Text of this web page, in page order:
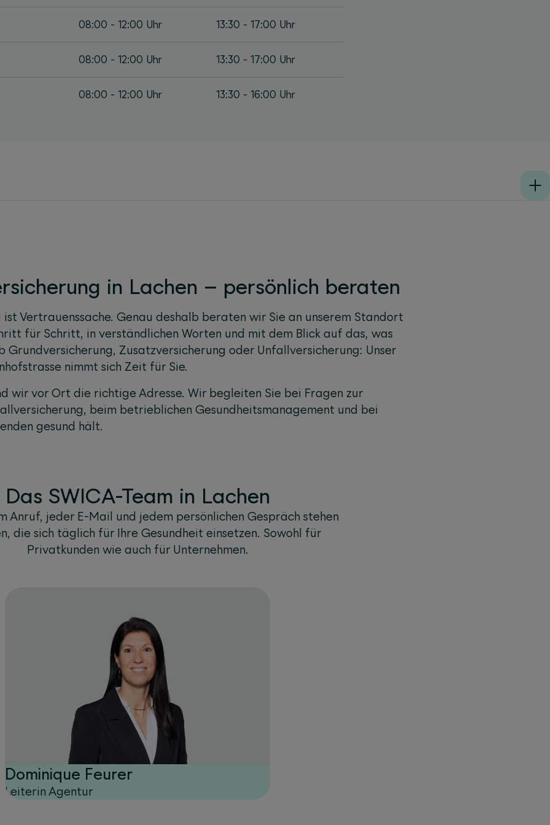
08:00 - 12:00 Uhr 13:30 - 17:00 Uhr
08:00 - 12:00 Uhr 13:30 - 17:00 Uhr
08:00 - 12:00 Uhr 13:30 - 16:00 Uhr
in Lachen – persönlich beraten
ist Vertrauenssache. Genau deshalb beraten wir Sie an unserem Standort
für Schritt, in verständlichen Worten und mit dem Blick auf das, was
Grundversicherung, Zusatzversicherung oder Unfallversicherung: Unser
nimmt sich Zeit für Sie.
wir vor Ort die richtige Adresse. Wir begleiten Sie bei Fragen zur
beim betrieblichen Gesundheitsmanagement und bei
gesund hält.
Das SWICA-Team in Lachen
Anruf, jeder E-Mail und jedem persönlichen Gespräch stehen
die sich täglich für Ihre Gesundheit einsetzen. Sowohl für
Privatkunden wie auch für Unternehmen.
Dominique Feurer
Leiterin Agentur